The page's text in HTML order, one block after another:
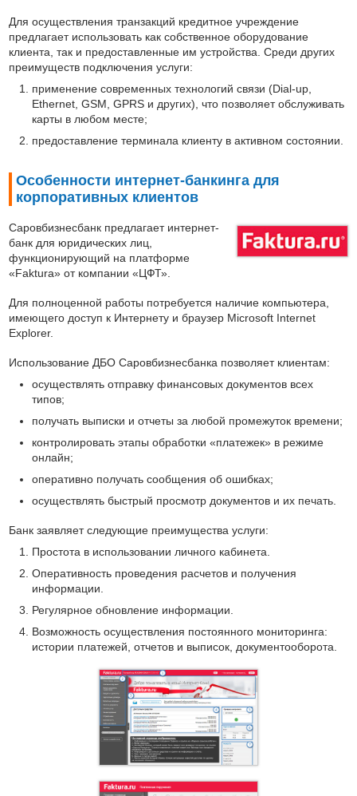
Для осуществления транзакций кредитное учреждение
предлагает использовать как собственное оборудование
клиента, так и предоставленные им устройства. Среди других
преимуществ подключения услуги:
применение современных технологий связи (Dial-up,
Ethernet, GSM, GPRS и других), что позволяет обслуживать
карты в любом месте;
предоставление терминала клиенту в активном состоянии.
Особенности интернет-банкинга для
корпоративных клиентов
Саровбизнесбанк предлагает интернет-
банк для юридических лиц,
функционирующий на платформе
«Faktura» от компании «ЦФТ».
Для полноценной работы потребуется наличие компьютера,
имеющего доступ к Интернету и браузер Microsoft Internet
Explorer.
Использование ДБО Саровбизнесбанка позволяет клиентам:
осуществлять отправку финансовых документов всех
типов;
получать выписки и отчеты за любой промежуток времени;
контролировать этапы обработки «платежек» в режиме
онлайн;
оперативно получать сообщения об ошибках;
осуществлять быстрый просмотр документов и их печать.
Банк заявляет следующие преимущества услуги:
Простота в использовании личного кабинета.
Оперативность проведения расчетов и получения
информации.
Регулярное обновление информации.
Возможность осуществления постоянного мониторинга:
истории платежей, отчетов и выписок, документооборота.